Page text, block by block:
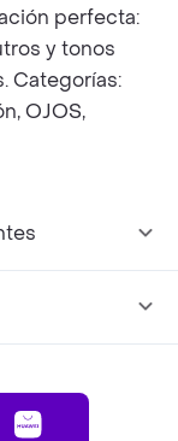
perfecta:
y tonos
Categorías:
OJOS,